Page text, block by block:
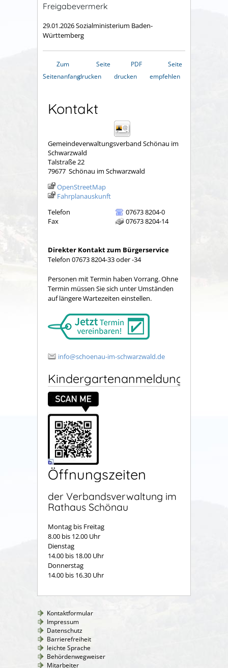
Freigabevermerk
29.01.2026 Sozialministerium Baden-
Württemberg
Zum
Seitenanfang
Seite
drucken
PDF
drucken
Seite
empfehlen
Kontakt
Gemeindeverwaltungsverband Schönau im
Schwarzwald
Talstraße 22
79677 Schönau im Schwarzwald
OpenStreetMap
Fahrplanauskunft
Telefon
07673 8204-0
Fax
07673 8204-14
Direkter Kontakt zum Bürgerservice
Telefon 07673 8204-33 oder -34
Personen mit Termin haben Vorrang. Ohne
Termin müssen Sie sich unter Umständen
auf längere Wartezeiten einstellen.
info@schoenau-im-schwarzwald.de
Kindergartenanmeldung
Öffnungszeiten
der Verbandsverwaltung im
Rathaus Schönau
Montag bis Freitag
8.00 bis 12.00 Uhr
Dienstag
14.00 bis 18.00 Uhr
Donnerstag
14.00 bis 16.30 Uhr
Kontaktformular
Impressum
Datenschutz
Barrierefreiheit
leichte Sprache
Behördenwegweiser
Mitarbeiter